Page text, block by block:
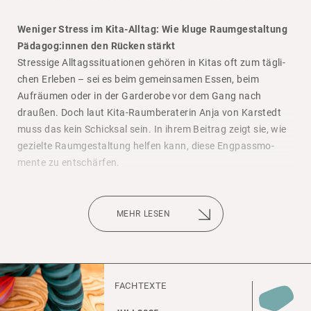
Dieser Artikel unserer Kollegin Anja von Karstedt ist
erschienen in der TPS 1/​2026.
Sie können ihn nach­ste­hend im Original lesen.
TPS_1_26
Weniger Stress im Kita-Alltag: Wie kluge Raumgestaltung
Pädagog:innen den Rücken stärkt
Stres­sige Alltags­si­tua­tionen gehören in Kitas oft zum tägli­
chen Erleben – sei es beim gemein­samen Essen, beim
Aufräumen oder in der Garde­robe vor dem Gang nach
draußen. Doch laut Kita-Raum­be­ra­terin Anja von Karstedt
muss das kein Schicksal sein. In ihrem Beitrag zeigt sie, wie
gezielte Raum­ge­stal­tung helfen kann, diese Engpass­mo­
mente zu entschärfen.
Beim Essen etwa können durch­dachte Sitz­ni­schen, ergo­no­
mi­sche Möbel und lärm­re­du­zie­rende Mate­ria­lien wie Filz­
gleiter oder Akus­tik­pa­neele für eine ruhi­gere, konzen­trier­tere
empfiehlt sie klei­nere Tisch­gruppen, die durch Trenn­ele­
mente abge­schirmt werden – ähnlich wie in einem gemüt­li­
chen Restau­rant.
MEHR LESEN
FACH­T­EXTE